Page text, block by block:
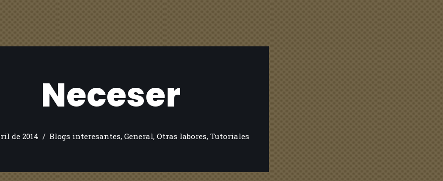
Neceser
de 2014 Blogs interesantes, General, Otras labores, Tutoriales